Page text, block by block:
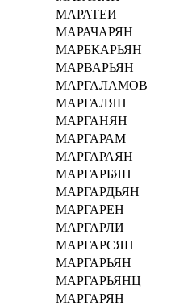
МАРАТЕИ
МАРАЧАРЯН
МАРБКАРЬЯН
МАРВАРЬЯН
МАРГАЛАМОВ
МАРГАЛЯН
МАРГАНЯН
МАРГАРАМ
МАРГАРАЯН
МАРГАРБЯН
МАРГАРДЬЯН
МАРГАРЕН
МАРГАРЛИ
МАРГАРСЯН
МАРГАРЬЯН
МАРГАРЬЯНЦ
МАРГАРЯН